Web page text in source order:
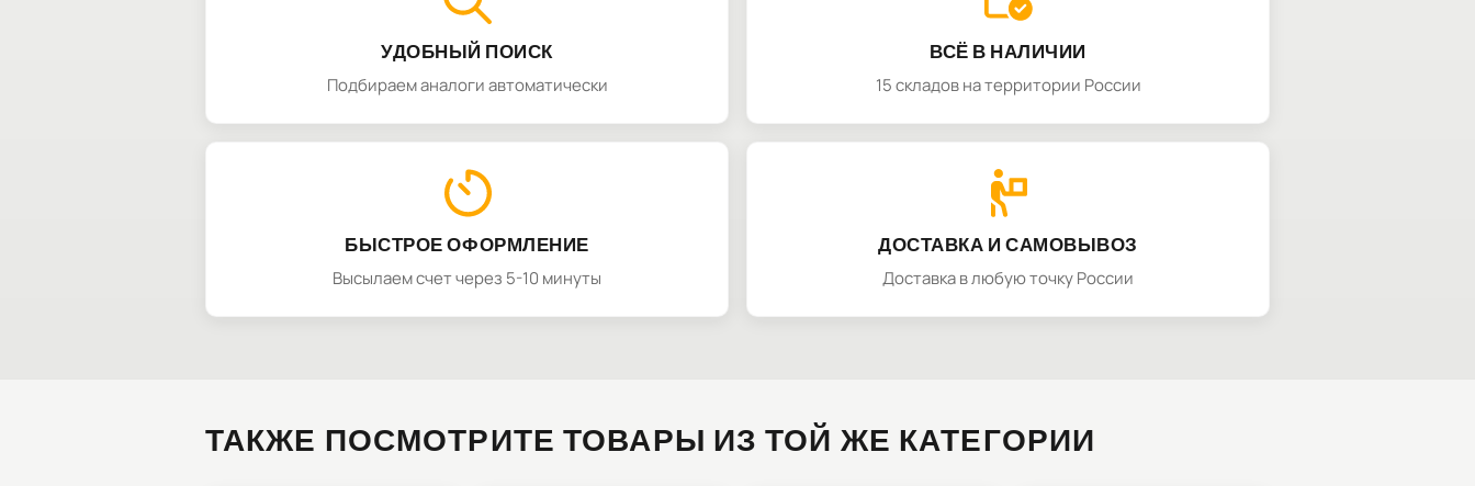
УДОБНЫЙ ПОИСК
Подбираем аналоги автоматически
ВСЁ В НАЛИЧИИ
15 складов на территории России
БЫСТРОЕ ОФОРМЛЕНИЕ
Высылаем счет через 5-10 минуты
ДОСТАВКА И САМОВЫВОЗ
Доставка в любую точку России
ТАКЖЕ ПОСМОТРИТЕ ТОВАРЫ ИЗ ТОЙ ЖЕ КАТЕГОРИИ